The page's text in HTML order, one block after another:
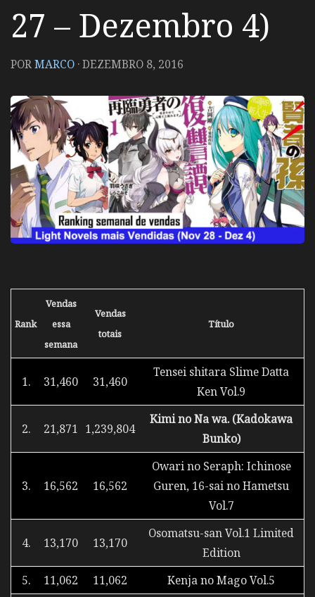
27 – Dezembro 4)
PORMARCO ·DEZEMBRO 8, 2016
Rank
Vendas
essa
semana
Vendas
totais
Título
1. 31,460 31,460
Tensei shitara Slime Datta
Ken Vol.9
2. 21,871 1,239,804
Kimi no Na wa. (Kadokawa
Bunko)
3. 16,562 16,562
Owari no Seraph: Ichinose
Guren, 16-sai no Hametsu
Vol.7
4. 13,170 13,170
Osomatsu-san Vol.1 Limited
Edition
5.
11,062 11,062 Kenja no Mago Vol.5